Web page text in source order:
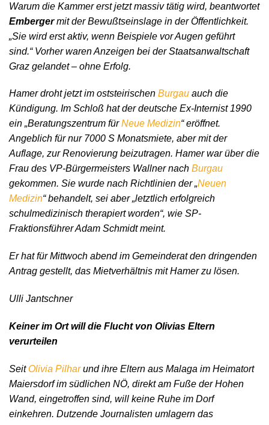
Warum die Kammer erst jetzt massiv tätig wird, beantwortet
Embergermit der Bewußtseinslage in der Öffentlichkeit.
„Sie wird erst aktiv, wenn Beispiele vor Augen geführt
sind.“ Vorher waren Anzeigen bei der Staatsanwaltschaft
Graz gelandet – ohne Erfolg.
Hamer droht jetzt im oststeirischen Burgau auch die
Kündigung. Im Schloß hat der deutsche Ex-Internist 1990
ein „Beratungszentrum fürNeue Medizin“ eröffnet.
Angeblich für nur 7000 S Monatsmiete, aber mit der
Auflage, zur Renovierung beizutragen. Hamer war über die
Frau des VP-Bürgermeisters Wallner nach Burgau
gekommen. Sie wurde nach Richtlinien der „Neuen
Medizin“ behandelt, sei aber „letztlich erfolgreich
schulmedizinisch therapiert worden“, wie SP-
Fraktionsführer Adam Schmidt meint.
Er hat für Mittwoch abend im Gemeinderat den dringenden
Antrag gestellt, das Mietverhältnis mit Hamer zu lösen.
Ulli Jantschner
Keiner im Ort will die Flucht von Olivias Eltern
verurteilen
Seit Olivia Pilharund ihre Eltern aus Malaga im Heimatort
Maiersdorf im südlichen NÖ, direkt am Fuße der Hohen
Wand, eingetroffen sind, will keine Ruhe im Dorf
einkehren. Dutzende Journalisten umlagern das